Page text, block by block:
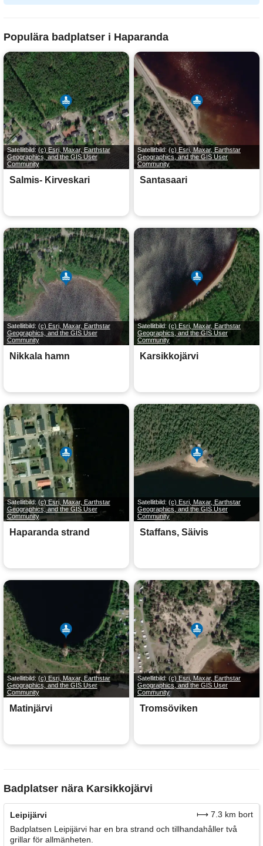
Populära badplatser i Haparanda
Satellitbild: (c) Esri, Maxar, Earthstar
Geographics, and the GIS User
Community
Salmis- Kirveskari
Satellitbild: (c) Esri, Maxar, Earthstar
Geographics, and the GIS User
Community
Santasaari
Satellitbild: (c) Esri, Maxar, Earthstar
Geographics, and the GIS User
Community
Nikkala hamn
Satellitbild: (c) Esri, Maxar, Earthstar
Geographics, and the GIS User
Community
Karsikkojärvi
Satellitbild: (c) Esri, Maxar, Earthstar
Geographics, and the GIS User
Community
Haparanda strand
Satellitbild: (c) Esri, Maxar, Earthstar
Geographics, and the GIS User
Community
Staffans, Säivis
Satellitbild: (c) Esri, Maxar, Earthstar
Geographics, and the GIS User
Community
Matinjärvi
Satellitbild: (c) Esri, Maxar, Earthstar
Geographics, and the GIS User
Community
Tromsöviken
Badplatser nära Karsikkojärvi
Leipijärvi
⟼ 7.3 km bort
Badplatsen Leipijärvi har en bra strand och tillhandahåller två
grillar för allmänheten.